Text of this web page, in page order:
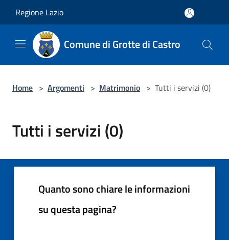
Regione Lazio
Comune di Grotte di Castro
Home > Argomenti > Matrimonio > Tutti i servizi (0)
Tutti i servizi (0)
Quanto sono chiare le informazioni
su questa pagina?